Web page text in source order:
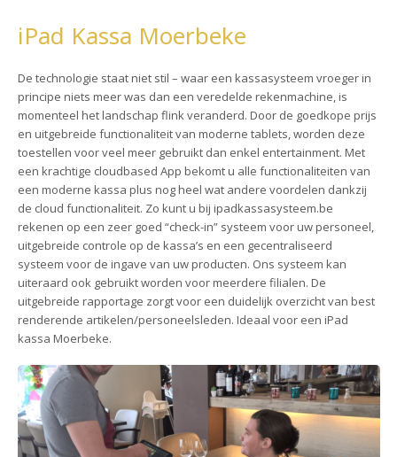
iPad Kassa Moerbeke
De technologie staat niet stil – waar een kassasysteem vroeger in
principe niets meer was dan een veredelde rekenmachine, is
momenteel het landschap flink veranderd. Door de goedkope prijs
en uitgebreide functionaliteit van moderne tablets, worden deze
toestellen voor veel meer gebruikt dan enkel entertainment. Met
een krachtige cloudbased App bekomt u alle functionaliteiten van
een moderne kassa plus nog heel wat andere voordelen dankzij
de cloud functionaliteit. Zo kunt u bij ipadkassasysteem.be
rekenen op een zeer goed “check-in” systeem voor uw personeel,
uitgebreide controle op de kassa’s en een gecentraliseerd
systeem voor de ingave van uw producten. Ons systeem kan
uiteraard ook gebruikt worden voor meerdere filialen. De
uitgebreide rapportage zorgt voor een duidelijk overzicht van best
renderende artikelen/personeelsleden. Ideaal voor een iPad
kassa Moerbeke.